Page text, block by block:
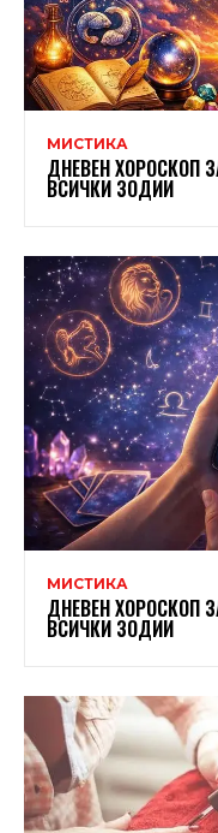
МИСТИКА
ДНЕВЕН ХОРОСКОП
ВСИЧКИ ЗОДИИ
МИСТИКА
ДНЕВЕН ХОРОСКОП
ВСИЧКИ ЗОДИИ